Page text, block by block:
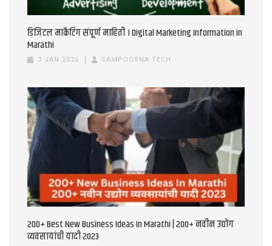
डिजिटल मार्केटिंग संपूर्ण माहिती । Digital Marketing Information in
Marathi
3 JAN 2026 SAMPOORNA TECH
200+ Best New Business Ideas In Marathi | 200+ नवीन उद्योग
व्यवसायांची यादी 2023